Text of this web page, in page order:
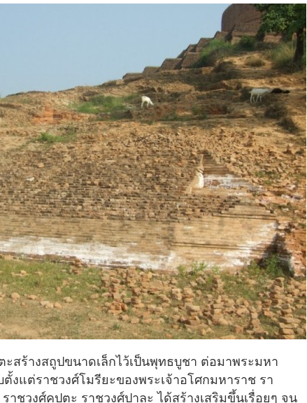
สร้างสถูปขนาดเล็กไว้เป็นพุทธบูชา ต่อมาพระมหา
งแต่ราชวงศ์โมรียะของพระเจ้าอโศกมหาราช รา
าชวงศ์คุปตะ ราชวงศ์ปาละ ได้สร้างเสริมขึ้นเรื่อยๆ จน